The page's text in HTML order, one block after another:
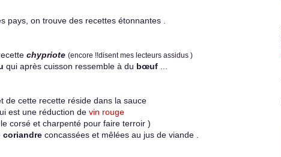
pays, on trouve des recettes étonnantes .
chypriote (encore !!disent mes lecteurs assidus )
qui après cuisson ressemble à du bœuf
de cette recette réside dans la sauce
est une réduction de vin rouge
corsé et charpenté pour faire terroir )
concassées et mêlées au jus de viande .